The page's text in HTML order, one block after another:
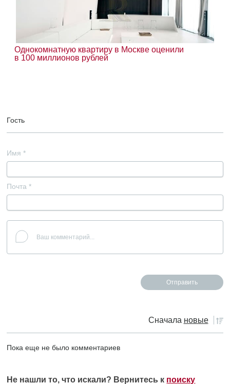
Однокомнатную квартиру в Москве оценили
в 100 миллионов рублей
Гость
Имя *
Почта *
Сначала новые
Пока еще не было комментариев
Не нашли то, что искали? Вернитесь к поиску